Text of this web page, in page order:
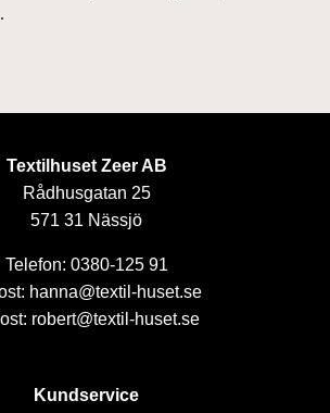
Textilhuset Zeer AB
Rådhusgatan 25
571 31 Nässjö
Telefon: 0380-125 91
hanna@textil-huset.se
robert@textil-huset.se
Kundservice